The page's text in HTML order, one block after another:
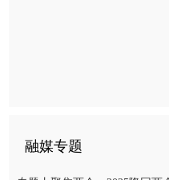
融媒专题